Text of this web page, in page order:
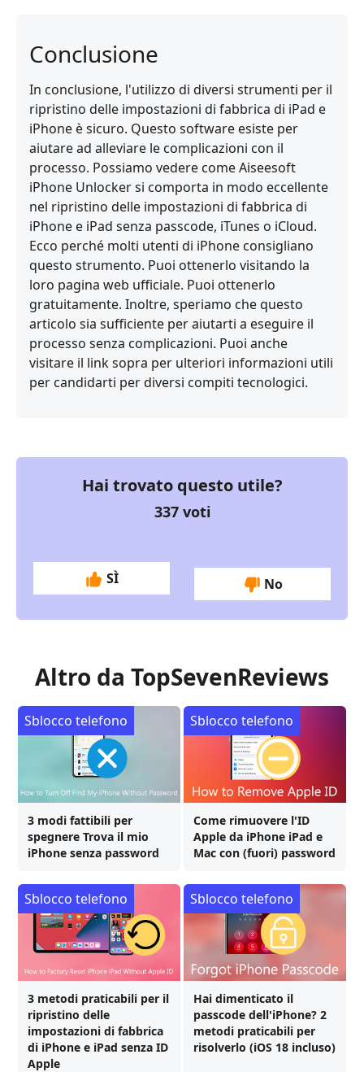
Conclusione
In conclusione, l'utilizzo di diversi strumenti per il
ripristino delle impostazioni di fabbrica di iPad e
iPhone è sicuro. Questo software esiste per
aiutare ad alleviare le complicazioni con il
processo. Possiamo vedere come Aiseesoft
iPhone Unlocker si comporta in modo eccellente
nel ripristino delle impostazioni di fabbrica di
iPhone e iPad senza passcode, iTunes o iCloud.
Ecco perché molti utenti di iPhone consigliano
questo strumento. Puoi ottenerlo visitando la
loro pagina web ufficiale. Puoi ottenerlo
gratuitamente. Inoltre, speriamo che questo
articolo sia sufficiente per aiutarti a eseguire il
processo senza complicazioni. Puoi anche
visitare il link sopra per ulteriori informazioni utili
per candidarti per diversi compiti tecnologici.
Hai trovato questo utile?
337voti
SÌ No
Altro da TopSevenReviews
3 modi fattibili per
spegnere Trova il mio
iPhone senza password
Sblocco telefono
Come rimuovere l'ID
Apple da iPhone iPad e
Mac con (fuori) password
Sblocco telefono
3 metodi praticabili per il
ripristino delle
impostazioni di fabbrica
di iPhone e iPad senza ID
Apple
Sblocco telefono
Hai dimenticato il
passcode dell'iPhone? 2
metodi praticabili per
risolverlo (iOS 18 incluso)
Sblocco telefono